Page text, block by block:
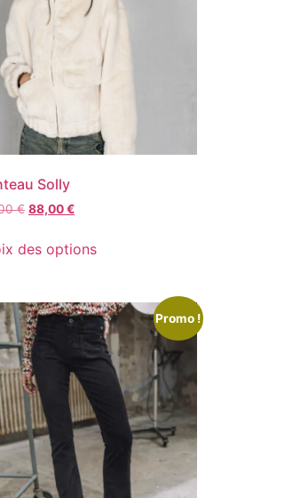
Solly
€ 88,00€
des options
Promo !